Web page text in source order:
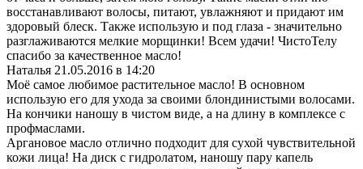
восстанавливают волосы, питают, увлажняют и придают им
здоровый блеск. Также использую и под глаза - значительно
разглаживаются мелкие морщинки! Всем удачи! ЧистоТелу
спасибо за качественное масло!
Наталья 21.05.2016 в 14:20
Моё самое любимое растительное масло! В основном
использую его для ухода за своими блондинистыми волосами.
На кончики наношу в чистом виде, а на длину в комплексе с
профмаслами.
Аргановое масло отлично подходит для сухой чувствительной
кожи лица! На диск с гидролатом, наношу пару капель